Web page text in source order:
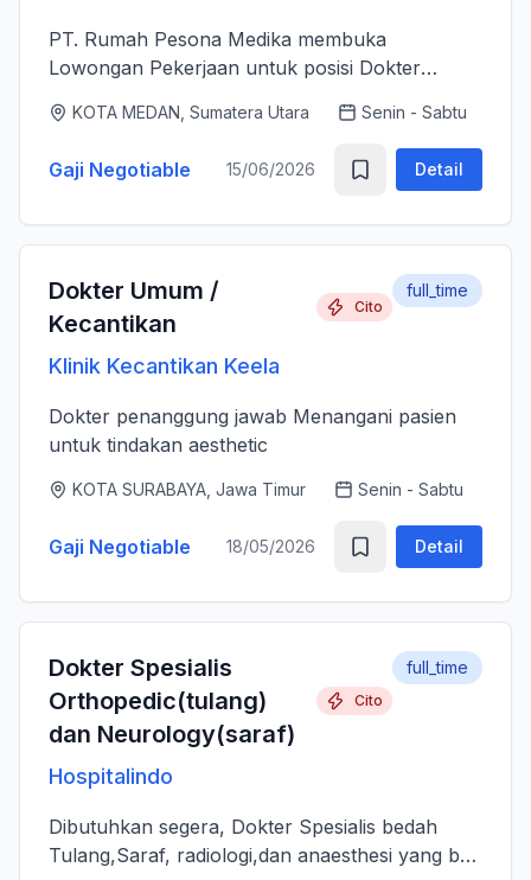
PT. Rumah Pesona Medika membuka
Lowongan Pekerjaan untuk posisi Dokter
layanan medis estetika yang aman, profesional
dan berkualitas tinggi sesuai standar k...
KOTA MEDAN, Sumatera Utara Senin - Sabtu
Gaji Negotiable 15/06/2026 Detail
Dokter Umum /
Kecantikan
Cito
Klinik Kecantikan Keela
full_time
Dokter penanggung jawab Menangani pasien
untuk tindakan aesthetic
KOTA SURABAYA, Jawa Timur Senin - Sabtu
Gaji Negotiable 18/05/2026 Detail
Dokter Spesialis
Orthopedic(tulang)
dan Neurology(saraf)
Cito
Hospitalindo
full_time
Dibutuhkan segera, Dokter Spesialis bedah
Tulang,Saraf, radiologi,dan anaesthesi yang bs